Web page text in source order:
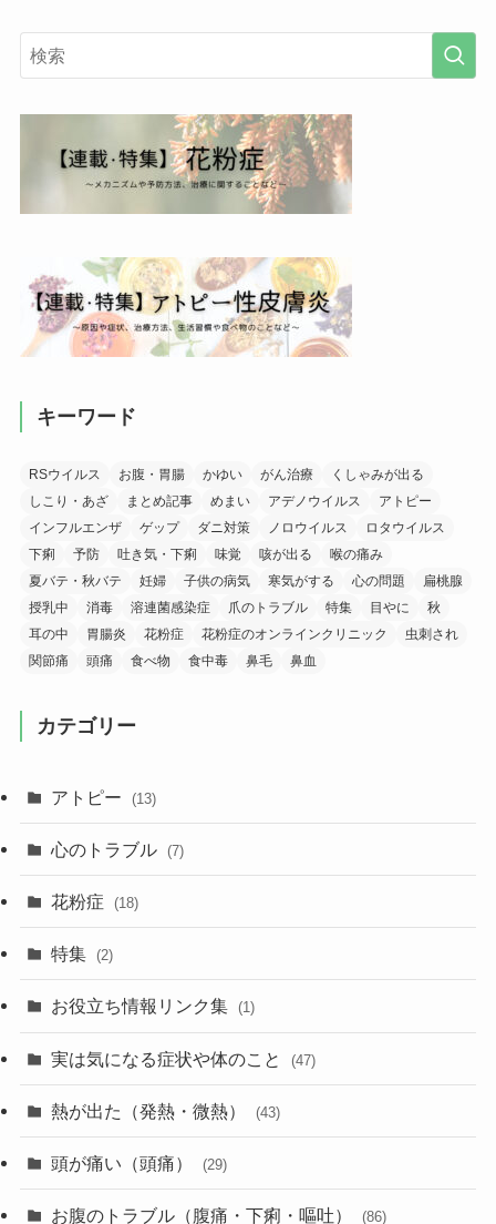
キーワード
RSウイルス お腹・胃腸 かゆい がん治療
くしゃみが出る
しこり・あざ
まとめ記事 めまい アデノウイルス
アトピー
インフルエンザ
ゲップ ダニ対策 ノロウイルス
ロタウイルス
下痢
予防 吐き気・下痢 味覚 咳が出る
喉の痛み
夏バテ・秋バテ
妊婦 子供の病気 寒気がする 心の問題
扁桃腺
授乳中
消毒 溶連菌感染症 爪のトラブル 特集 目やに
秋
耳の中
胃腸炎 花粉症 花粉症のオンラインクリニック
虫刺され
関節痛
頭痛 食べ物 食中毒 鼻毛 鼻血
カテゴリー
アトピー (13)
心のトラブル (7)
花粉症 (18)
特集 (2)
お役立ち情報リンク集 (1)
実は気になる症状や体のこと (47)
熱が出た（発熱・微熱） (43)
頭が痛い（頭痛） (29)
お腹のトラブル（腹痛・下痢・嘔吐） (86)